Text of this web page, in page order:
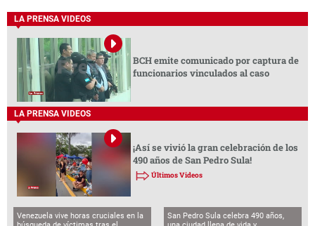
LA PRENSA VIDEOS
BCH emite comunicado por captura de
funcionarios vinculados al caso
LA PRENSA VIDEOS
¡Así se vivió la gran celebración de los
490 años de San Pedro Sula!
Últimos Videos
Venezuela vive horas cruciales en la
San Pedro Sula celebra 490 años,